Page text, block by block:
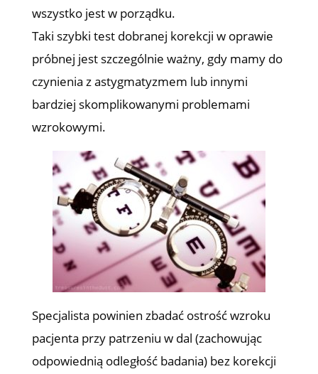
wszystko jest w porządku.
Taki szybki test dobranej korekcji w oprawie
próbnej jest szczególnie ważny, gdy mamy do
czynienia z astygmatyzmem lub innymi
bardziej skomplikowanymi problemami
wzrokowymi.
Specjalista powinien zbadać ostrość wzroku
pacjenta przy patrzeniu w dal (zachowując
odpowiednią odległość badania) bez korekcji